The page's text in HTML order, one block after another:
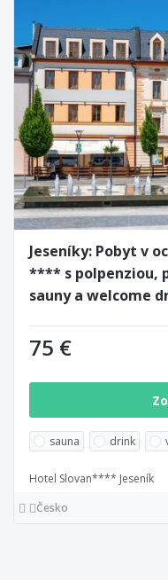
Jeseníky: Pobyt v
**** s polpenziou,
sauny a welcome
75 €
sauna drink
Hotel Slovan**** Jeseník
Česko